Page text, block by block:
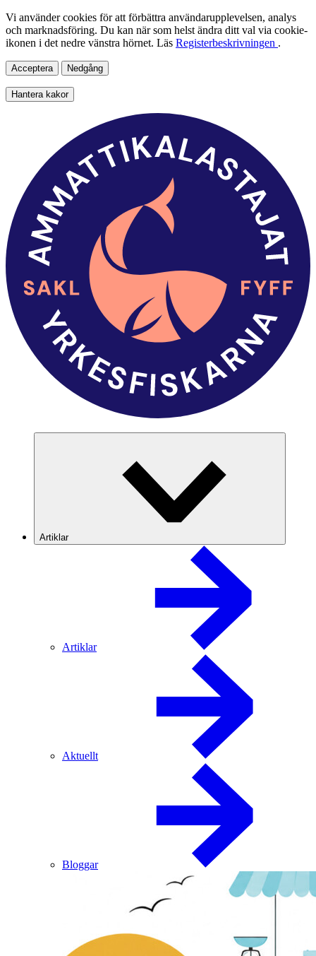
Vi använder cookies för att förbättra användarupplevelsen, analys
och marknadsföring. Du kan när som helst ändra ditt val via cookie-
ikonen i det nedre vänstra hörnet. Läs Registerbeskrivningen .
Acceptera Nedgång
Hantera kakor
Artiklar
Artiklar
Aktuellt
Bloggar